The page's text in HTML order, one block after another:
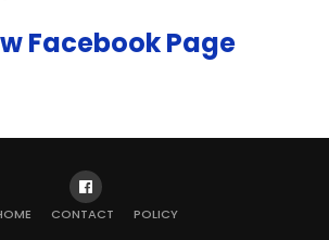
Facebook Page
CONTACT POLICY